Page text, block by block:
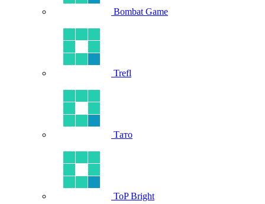
Bombat Game
Trefl
Тато
ToP Bright